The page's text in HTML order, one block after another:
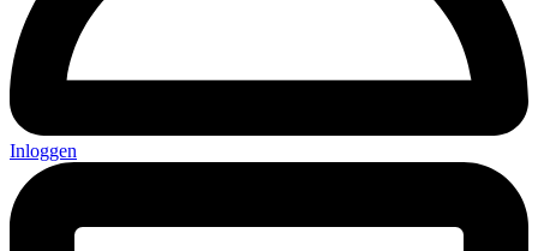
Inloggen